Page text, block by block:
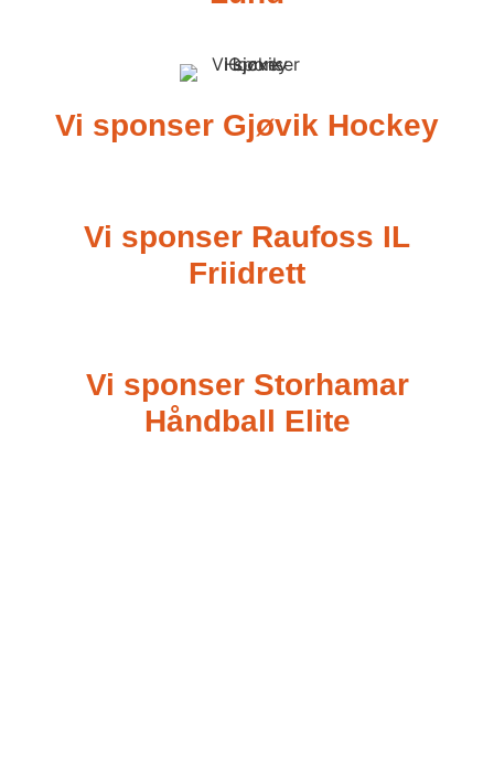
Vi sponser Gjøvik Hockey
Vi sponser Raufoss IL
Friidrett
Vi sponser Storhamar
Håndball Elite